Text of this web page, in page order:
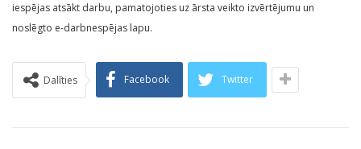
iespējas atsākt darbu, pamatojoties uz ārsta veikto izvērtējumu un
noslēgto e-darbnespējas lapu.
Dalīties Facebook Twitter